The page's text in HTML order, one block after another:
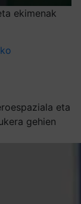
ekimenak
eta
gehien